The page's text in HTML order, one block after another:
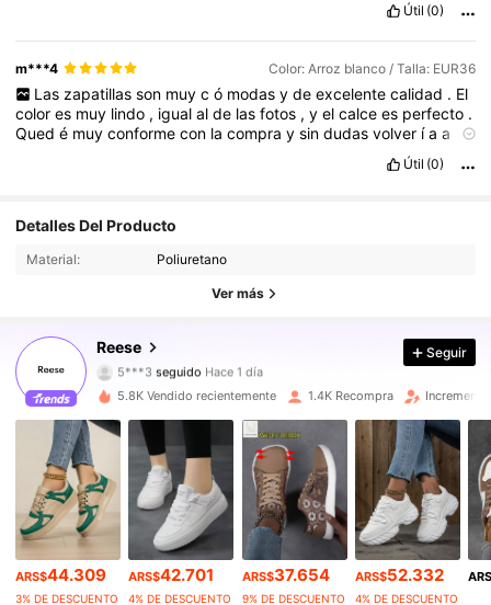
Útil (0)
m***4 Color: Arroz blanco / Talla: EUR36
Las zapatillas son muy c ó modas y de excelente calidad . El
colores muy lindo , igualalde lasfotos ,yelcalcees perfecto .
Quedé muyconformecon lacompraysindudasvolver íaa
Útil (0)
Detalles Del Producto
Material: Poliuretano
Ver más
Reese
4,94 4.2K Seguidores
4.2K Seguidores
5***3seguido
4,94
4.2K Seguidores
4,94 4.2K Seguidores
4.2K Seguidores
4.2K Seguidores
4,94 4.2K Seguidores
Seguir
5.8K Vendido recientemente 1.4K Recompra
ARS$44.309
3% DE DESCUENTO
ARS$42.701
4% DE DESCUENTO
ARS$37.654
9% DE DESCUENTO
ARS$52.332
4% DE DESCUENTO